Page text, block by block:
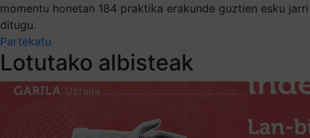
momentu honetan 184 praktika erakunde guztien esku jarri
ditugu.
Partekatu
Lotutako albisteak